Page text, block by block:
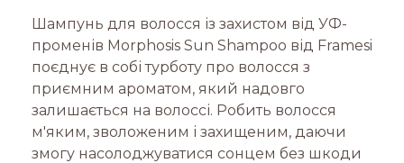
Шампунь для волосся із захистом від УФ-
променів Morphosis Sun Shampoo від Framesi
поєднує в собі турботу про волосся з
приємним ароматом, який надовго
залишається на волоссі. Робить волосся
м'яким, зволоженим і захищеним, даючи
змогу насолоджуватися сонцем без шкоди